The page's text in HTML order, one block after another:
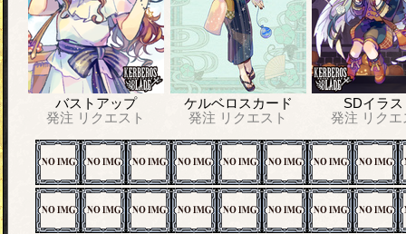
バストアップ
発注 リクエスト
ケルベロスカード
発注 リクエスト
SDイラス
発注 リク